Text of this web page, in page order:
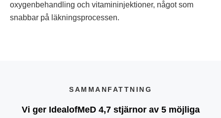
oxygenbehandling och vitamininjektioner, något som
snabbar på läkningsprocessen.
SAMMANFATTNING
Vi ger IdealofMeD 4,7 stjärnor av 5 möjliga